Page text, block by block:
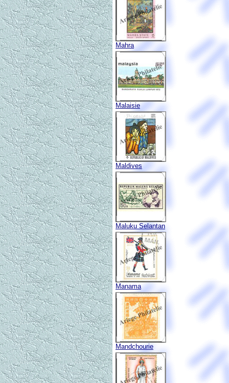
Mahra
Malaisie
Maldives
Maluku Selantan
Manama
Mandchourie